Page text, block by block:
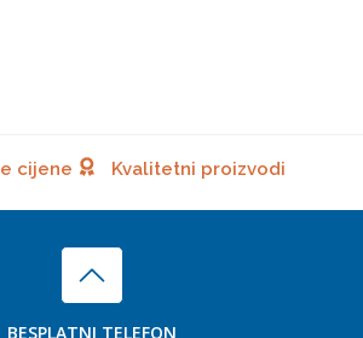
cijene Kvalitetni proizvodi
BESPLATNI TELEFON